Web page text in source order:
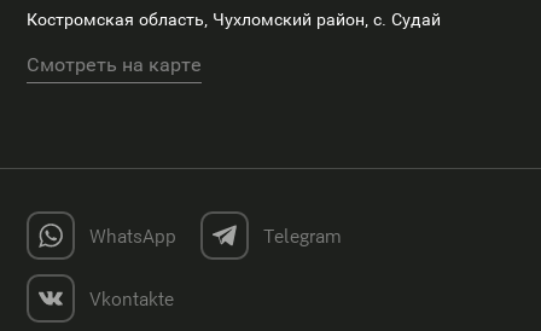
Костромская область, Чухломский район, с. Судай
Смотреть на карте
WhatsApp Telegram
Vkontakte